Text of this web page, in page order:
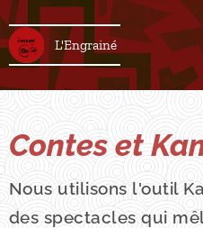
L'Engrainé
Contes et
Nous utilisons l'outil
des spectacles qui